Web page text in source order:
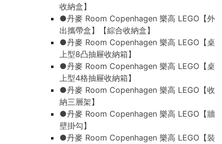
收納盒】
●丹麥 Room Copenhagen 樂高 LEGO【外
出攜帶盒】【綜合收納盒】
●丹麥 Room Copenhagen 樂高 LEGO【桌
上型8凸抽屜收納箱】
●丹麥 Room Copenhagen 樂高 LEGO【桌
上型4格抽屜收納箱】
●丹麥 Room Copenhagen 樂高 LEGO【收
納三層架】
●丹麥 Room Copenhagen 樂高 LEGO【牆
壁掛勾】
●丹麥 Room Copenhagen 樂高 LEGO【裝